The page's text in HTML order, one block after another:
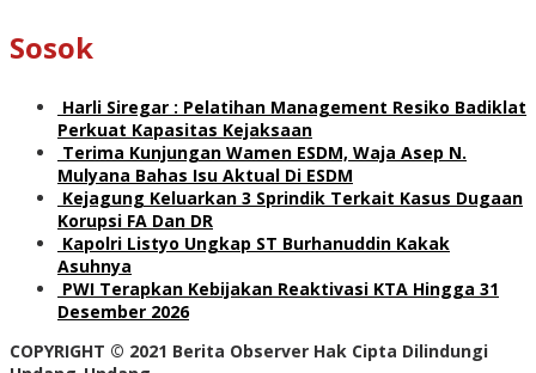
Sosok
Harli Siregar : Pelatihan Management Resiko Badiklat
Perkuat Kapasitas Kejaksaan
Terima Kunjungan Wamen ESDM, Waja Asep N.
Mulyana Bahas Isu Aktual Di ESDM
Kejagung Keluarkan 3 Sprindik Terkait Kasus Dugaan
Korupsi FA Dan DR
Kapolri Listyo Ungkap ST Burhanuddin Kakak
Asuhnya
PWI Terapkan Kebijakan Reaktivasi KTA Hingga 31
Desember 2026
COPYRIGHT © 2021 Berita Observer Hak Cipta Dilindungi